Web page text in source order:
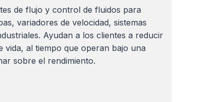
de flujo y control de fluidos para
variadores de velocidad, sistemas
Ayudan a los clientes a reducir
al tiempo que operan bajo una
sobre el rendimiento.